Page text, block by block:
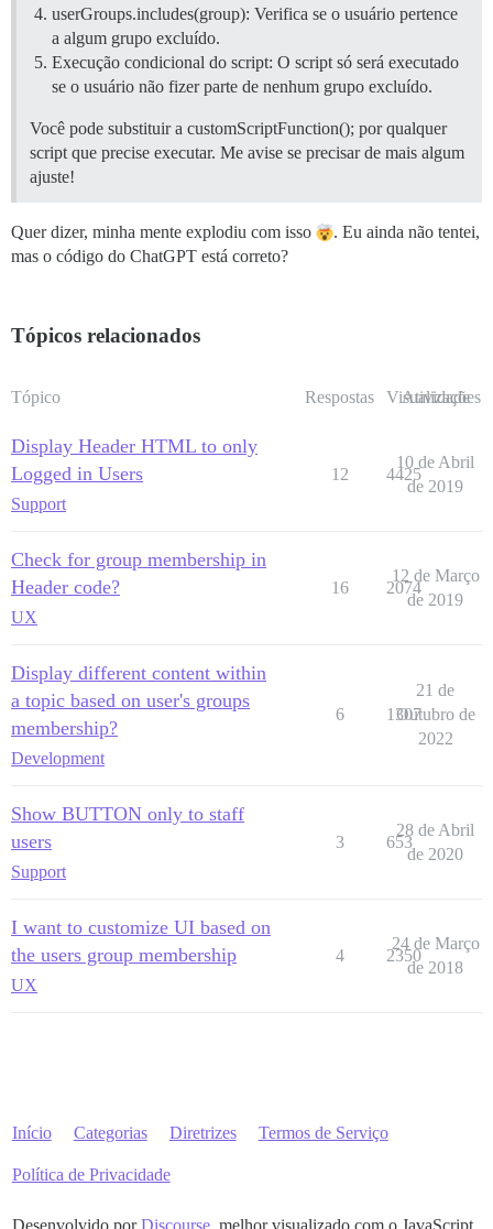
userGroups.includes(group): Verifica se o usuário pertence
a algum grupo excluído.
Execução condicional do script: O script só será executado
se o usuário não fizer parte de nenhum grupo excluído.
Você pode substituir a customScriptFunction(); por qualquer
script que precise executar. Me avise se precisar de mais algum
ajuste!
Quer dizer, minha mente explodiu com isso
. Eu ainda não tentei,
mas o código do ChatGPT está correto?
Tópicos relacionados
Tópico Respostas Visualizações
Atividade
Display Header HTML to only
Logged in Users
Support
12 4425
10 de Abril
de 2019
Check for group membership in
Header code?
UX
16 2074
12 de Março
de 2019
Display different content within
a topic based on user's groups
membership?
Development
6 1307
21 de
Outubro de
2022
Show BUTTON only to staff
users
Support
3 653
28 de Abril
de 2020
I want to customize UI based on
the users group membership
UX
4 2350
24 de Março
de 2018
Início Categorias Diretrizes Termos de Serviço
Política de Privacidade
Desenvolvido porDiscourse, melhor visualizado com o JavaScript